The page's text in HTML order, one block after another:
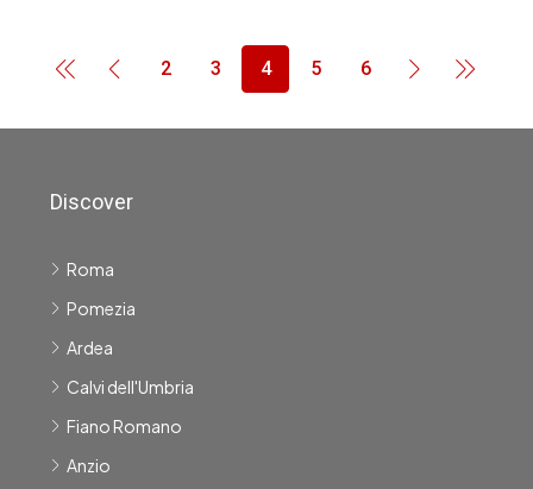
2 3 4 5 6
Discover
Roma
Pomezia
Ardea
Calvi dell'Umbria
Fiano Romano
Anzio